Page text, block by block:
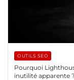
OUTILS SEO
Pourquoi
inutilité apparente ?